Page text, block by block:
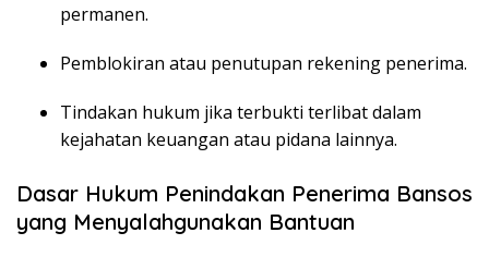
permanen.
Pemblokiran atau penutupan rekening penerima.
Tindakan hukum jika terbukti terlibat dalam
kejahatan keuangan atau pidana lainnya.
Dasar Hukum Penindakan Penerima Bansos
yang Menyalahgunakan Bantuan